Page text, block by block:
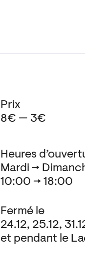
Heures
Mardi →
10:00 → 18:00
Fermé le
24.12, 25.12,
et pendant le
Prix
8€ — 3€